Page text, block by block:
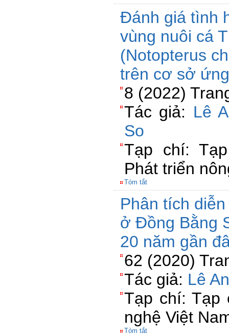
Đánh giá tình
vùng nuôi cá
(Notopterus
trên cơ sở
8 (2022)
Tác giả: Lê
So
Tạp chí:
Phát triển
Tóm tắt
Phân tích
ở Đồng Bằng
20 năm gần
62 (2020)
Tác giả: Lê
Tạp chí: Tạp
nghệ Việt
Tóm tắt